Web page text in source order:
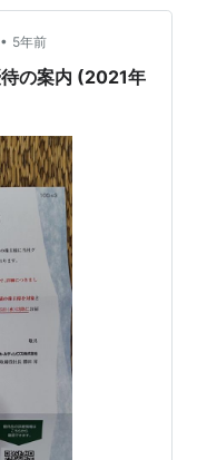
• 5年前
の案内 (2021年